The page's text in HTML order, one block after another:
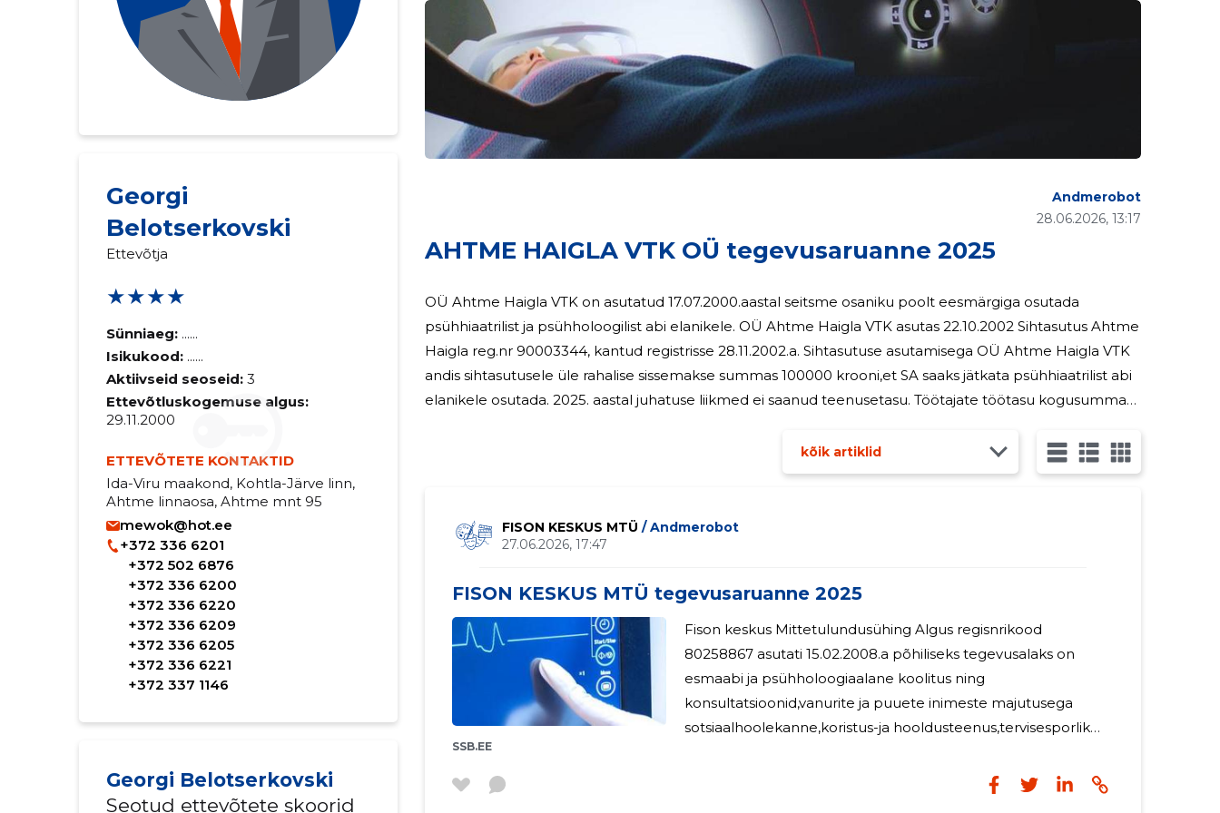
Georgi
Belotserkovski
Ettevõtja
★★★★
Sünniaeg: ......
Isikukood: ......
Aktiivseid seoseid: 3
Ettevõtluskogemuse algus:
29.11.2000
ETTEVÕTETE KONTAKTID
Ida-Viru maakond, Kohtla-Järve linn,
Ahtme linnaosa, Ahtme mnt 95
mewok@hot.ee
+372 336 6201
+372 502 6876
+372 336 6200
+372 336 6220
+372 336 6209
+372 336 6205
+372 336 6221
+372 337 1146
Georgi Belotserkovski
Seotud ettevõtete skoorid
AHTME HAIGLA VTK OÜ tegevusaruanne 2025
28.06.2026, 13:17
Andmerobot
OÜ Ahtme Haigla VTK on asutatud 17.07.2000.aastal seitsme osaniku poolt eesmärgiga osutada
psühhiaatrilist ja psühholoogilist abi elanikele. OÜ Ahtme Haigla VTK asutas 22.10.2002 Sihtasutus Ahtme
Haigla reg.nr 90003344, kantud registrisse 28.11.2002.a. Sihtasutuse asutamisega OÜ Ahtme Haigla VTK
andis sihtasutusele üle rahalise sissemakse summas 100000 krooni,et SA saaks jätkata psühhiaatrilist abi
elanikele osutada. 2025. aastal juhatuse liikmed ei saanud teenusetasu. Töötajate töötasu kogusumma
kõik artiklid
FISON KESKUS MTÜ / Andmerobot
27.06.2026, 17:47
FISON KESKUS MTÜ tegevusaruanne 2025
SSB.EE
Fison keskus Mittetulundusühing Algus regisnrikood
80258867 asutati 15.02.2008.a põhiliseks tegevusalaks on
esmaabi ja psühholoogiaalane koolitus ning
konsultatsioonid,vanurite ja puuete inimeste majutusega
sotsiaalhoolekanne,koristus-ja hooldusteenus,tervisesporlik
populariseerimine ja arendamine,ning puudutavate